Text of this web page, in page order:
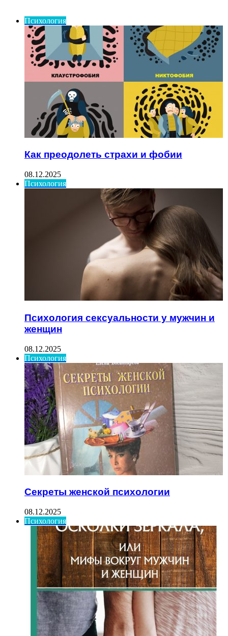
Психология
Как преодолеть страхи и фобии
08.12.2025
Психология
Психология сексуальности у мужчин и
женщин
08.12.2025
Психология
Секреты женской психологии
08.12.2025
Психология